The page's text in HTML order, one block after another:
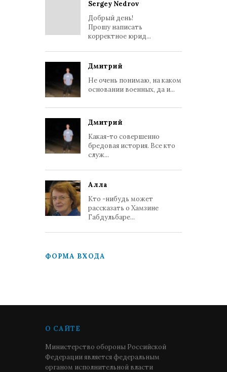
Sergey Nedrov
Добрый день!
Прошу написать
корректное юрид...
Дмитрий
Не очень понимаю, на каком
основании военных, да и...
Дмитрий
Какая-то совершенно
бредовая история. Все кто
служ...
Алла
Кто -нибудь может
рассказать о Хамзине
Габдульбаре...
ФОРМА ВХОДА
О САЙТЕ
Министерство обороны Российской
Федерации является федеральным
органом исполнительной власти